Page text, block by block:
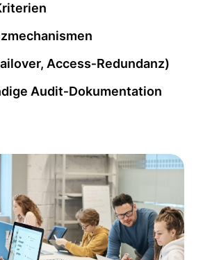
Access‑Redundanz)
Audit‑Dokumentation